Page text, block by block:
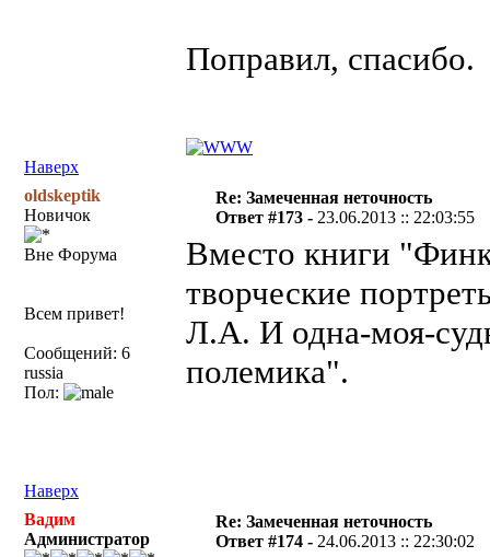
Поправил, спасибо.
Наверх
oldskeptik
Новичок
Вне Форума
Всем привет!
Сообщений: 6
russia
Пол:
Re: Замеченная неточность
Ответ #173 - 23.06.2013 :: 22:03:55
Вместо книги
творческие
Л.А. И одна-моя-
полемика".
Наверх
Вадим
Администратор
Re: Замеченная неточность
Ответ #174 - 24.06.2013 :: 22:30:02